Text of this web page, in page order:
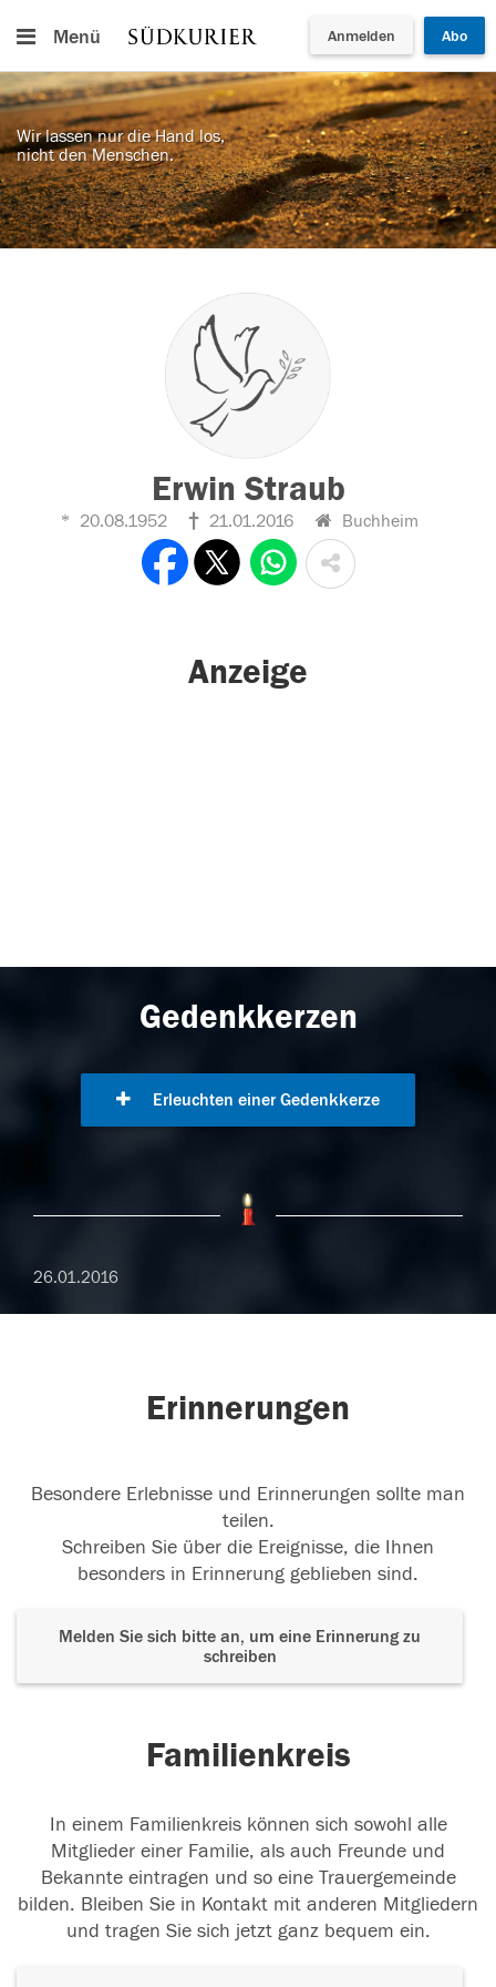
Menü Anmelden Abo
Wir lassen nur die Hand los,
nicht den Menschen.
Erwin Straub
20.08.1952 21.01.2016 Buchheim
Anzeige
Gedenkkerzen
Erleuchten einer Gedenkkerze
26.01.2016
Erinnerungen
Besondere Erlebnisse und Erinnerungen sollte man
teilen.
Schreiben Sie über die Ereignisse, die Ihnen
besonders in Erinnerung geblieben sind.
Melden Sie sich bitte an, um eine Erinnerung zu
schreiben
Familienkreis
In einem Familienkreis können sich sowohl alle
Mitglieder einer Familie, als auch Freunde und
Bekannte eintragen und so eine Trauergemeinde
bilden. Bleiben Sie in Kontakt mit anderen Mitgliedern
und tragen Sie sich jetzt ganz bequem ein.